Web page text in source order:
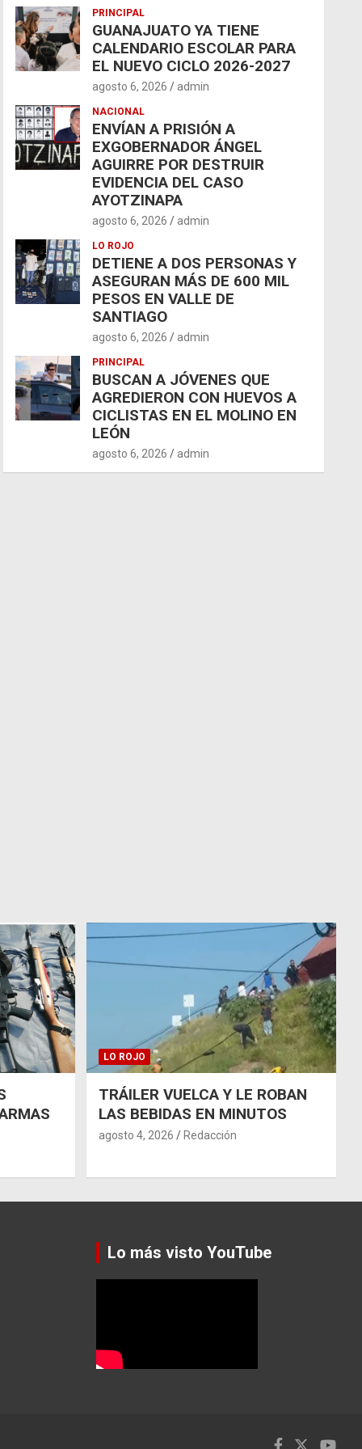
PRINCIPAL
GUANAJUATO YA TIENE
CALENDARIO ESCOLAR PARA
EL NUEVO CICLO 2026-2027
agosto 6, 2026 admin
NACIONAL
ENVÍAN A PRISIÓN A
EXGOBERNADOR ÁNGEL
AGUIRRE POR DESTRUIR
EVIDENCIA DEL CASO
AYOTZINAPA
agosto 6, 2026 admin
LO ROJO
DETIENE A DOS PERSONAS Y
ASEGURAN MÁS DE 600 MIL
PESOS EN VALLE DE
SANTIAGO
agosto 6, 2026 admin
PRINCIPAL
BUSCAN A JÓVENES QUE
AGREDIERON CON HUEVOS A
CICLISTAS EN EL MOLINO EN
LEÓN
agosto 6, 2026 admin
LO ROJO
TRÁILER VUELCA Y LE ROBAN
LAS BEBIDAS EN MINUTOS
agosto 4, 2026 Redacción
Lo más visto YouTube